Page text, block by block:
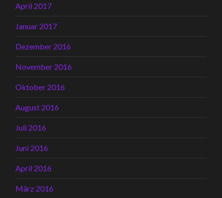
April 2017
Januar 2017
Dezember 2016
November 2016
Oktober 2016
August 2016
Juli 2016
Juni 2016
April 2016
März 2016